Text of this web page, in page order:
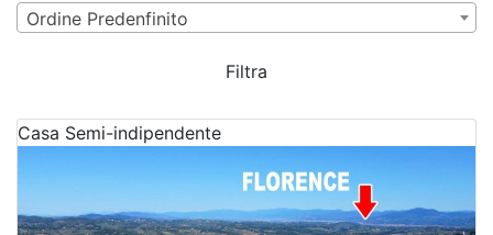
Ordine Predenfinito
Filtra
Casa Semi-indipendente